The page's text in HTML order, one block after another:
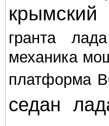
крымский
гранта
механика
платформа
седан